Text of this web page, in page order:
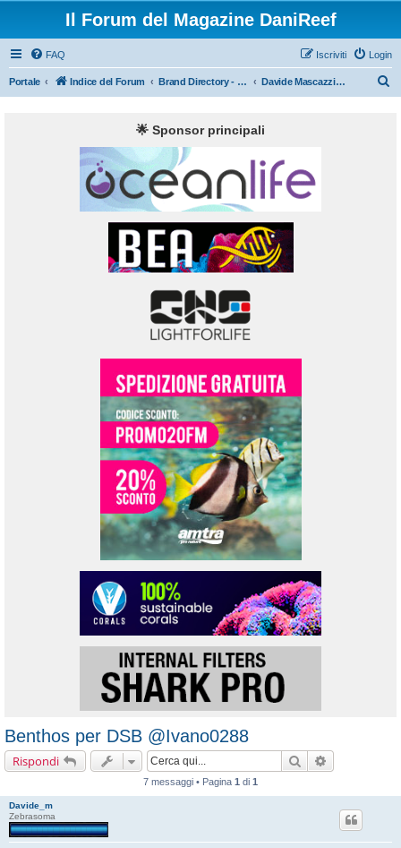
Il Forum del Magazine DaniReef
FAQ Login
Iscriviti
Portale Indice del Forum Brand Directory - Filo Diretto Davide Mascazzini "ReefSnow" risponde
🌟 Sponsor principali
Benthos per DSB @Ivano0288
Rispondi Cerca
7 messaggi • Pagina 1 di 1
Davide_m
Zebrasoma